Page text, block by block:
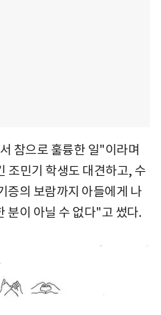
참으로 훌륭한 일"이라며
조민기 학생도 대견하고, 수
증의 보람까지 아들에게 나
분이 아닐 수 없다"고 썼다.